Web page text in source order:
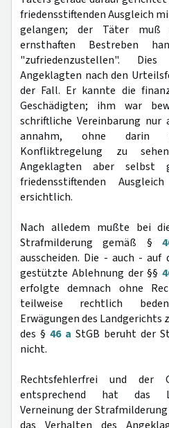
friedensstiftenden Ausgleich
gelangen; der Täter muß
ernsthaften Bestreben
"zufriedenzustellen".
Angeklagten nach den
der Fall. Er kannte die
Geschädigten; ihm war
schriftliche Vereinbarung nur
annahm, ohne darin
Konfliktregelung zu
Angeklagten aber selbst
friedensstiftenden
ersichtlich.
Nach alledem mußte bei
Strafmilderung gemäß §
ausscheiden. Die - auch - auf
gestützte Ablehnung der §§
erfolgte demnach ohne
teilweise rechtlich
Erwägungen des Landgerichts
des § 46 a StGB beruht der
nicht.
Rechtsfehlerfrei und der
entsprechend hat das
Verneinung der